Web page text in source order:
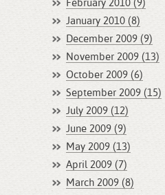
February 2010 (9)
January 2010 (8)
December 2009 (9)
November 2009 (13)
October 2009 (6)
September 2009 (15)
July 2009 (12)
June 2009 (9)
May 2009 (13)
April 2009 (7)
March 2009 (8)